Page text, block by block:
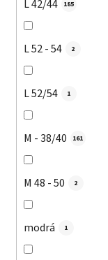
L 42/44 185
L 52 - 54 2
L 52/54 1
M - 38/40 161
M 48 - 50 2
modrá 1